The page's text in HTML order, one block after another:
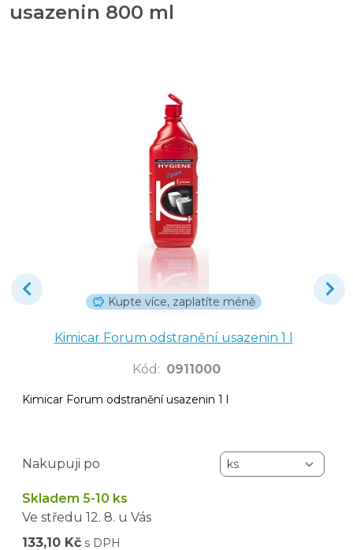
usazenin 800 ml
Kupte více, zaplatíte méně
Kimicar Forum odstranění usazenin 1 l
Kód : 0911000
Kimicar Forum odstranění usazenin 1 l
Nakupuji po
Skladem 5-10 ks
Ve středu 12. 8. u Vás
133,10 Kč s DPH